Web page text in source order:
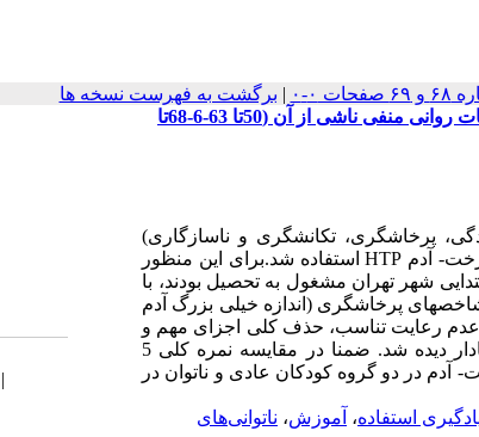
۰-۰ | برگشت به فهرست نسخه ها
|
اهمیت آگاهی اولیا و مربیان از اختلال های یادگیری و تاثیر آن در کاهش افت تحصیلی دانش آموزان و تبعات روانی منفی ناشی از آن (50تا 63-6-68تا
پرخاشگری، تکانشگری و ناسازگاری)
درمقایسه باکودکان عادی انجام پذیرفت که برای این منظور از تست ترسیم آدم DAP و تست خانه- درخت- آدم HTP استفاده شد.برای این منظور
در یادگیری) که در مقطع ابتدایی شهر تهران مشغول به تحصیل بودند، با
پرخاشگری (اندازه خیلی بزرگ آدم
رعایت تناسب، حذف کلی اجزای مهم و
نامناسب کشیدن شانه ها) و شاخصهای ناسازگاری(کیفیت کلی ضعیف)، در بین دو گروه تفاوت معنادار دیده شد. ضمنا در مقایسه نمره کلی 5
در دو گروه کودکان عادی و ناتوان در
استفاده، آموزش، ناتوانی‌های